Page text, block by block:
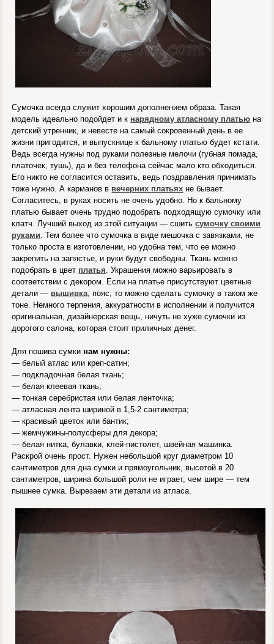
Сумочка всегда служит хорошим дополнением образа. Такая
модель идеально подойдет и к нарядному атласному платью на
детский утренник, и невесте на самый сокровенный день в ее
жизни пригодится, и выпускнице к бальному платью будет кстати.
Ведь всегда нужны под руками полезные мелочи (губная помада,
платочек, тушь), да и без телефона сейчас мало кто обходиться.
Его никто не согласится оставить, ведь поздравления принимать
тоже нужно. А карманов в вечерних платьях не бывает.
Согласитесь, в руках носить не очень удобно. Но к бальному
платью бывает очень трудно подобрать подходящую сумочку или
клатч. Лучший выход из этой ситуации — сшитьсумочку своими
руками. Тем более что сумочка в виде мешочка с завязками, не
только проста в изготовлении, но удобна тем, что ее можно
закрепить на запястье, и руки будут свободны. Ткань можно
подобрать в цвет платья. Украшения можно варьировать в
соответствии с декором. Если на платье присутствуют цветные
детали — вышивка, пояс, то можно сделать сумочку в таком же
тоне. Немного терпения, аккуратности в исполнении и получится
оригинальная, дизайнерская вещь, ничуть не хуже сумочки из
дорогого салона, которая стоит приличных денег.
Для пошива сумки нам нужны:
— белый атлас или креп-сатин;
— подкладочная белая ткань;
— белая клеевая ткань;
— тонкая серебристая или белая ленточка;
— атласная лента шириной в 1,5-2 сантиметра;
— красивый цветок или бантик;
— жемчужины-полусферы для декора;
— белая нитка, булавки, клей-пистолет, швейная машинка.
Раскрой очень прост. Нужен небольшой круг диаметром 10
сантиметров для дна сумки и прямоугольник, высотой в 20
сантиметров, ширина большой роли не играет, чем шире — тем
пышнее сумка. Вырезаем эти детали из атласа.